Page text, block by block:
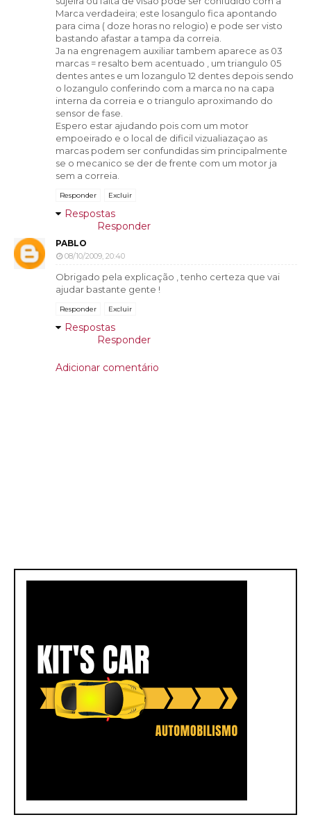
Marca verdadeira; este losangulo fica apontando
para cima ( doze horas no relogio) e pode ser visto
bastando afastar a tampa da correia.
Ja na engrenagem auxiliar tambem aparece as 03
marcas = resalto bem acentuado , um triangulo 05
dentes antes e um lozangulo 12 dentes depois sendo
o lozangulo conferindo com a marca no na capa
interna da correia e o triangulo aproximando do
sensor de fase.
Espero estar ajudando pois com um motor
empoeirado e o local de dificil vizualiazaçao as
marcas podem ser confundidas sim principalmente
se o mecanico se der de frente com um motor ja
sem a correia.
Responder Excluir
Respostas
Responder
PABLO
08/10/2009, 20:40
Obrigado pela explicação , tenho certeza que vai
ajudar bastante gente !
Responder Excluir
Respostas
Responder
Adicionar comentário